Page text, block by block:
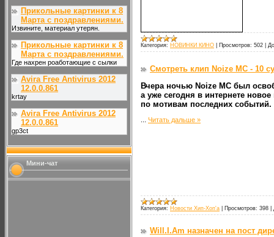
Прикольные картинки к 8
Марта с поздравлениями.
Извините, материал утерян.
Прикольные картинки к 8
Марта с поздравлениями.
Где нахрен роаботающие с сылки
Avira Free Antivirus 2012
12.0.0.861
krtay
Avira Free Antivirus 2012
12.0.0.861
gp3ct
Мини-чат
Категория: НОВИНКИ КИНО Просмотров: 502
Смотреть клип Noize MC - 10
Вчера ночью Noize MC был
а уже сегодня в интернете новое
по мотивам последних событий.
Читать дальше »
Категория: Новости Хип-Хоп'а Просмотров: 398
Will.I.Am назначен на пост